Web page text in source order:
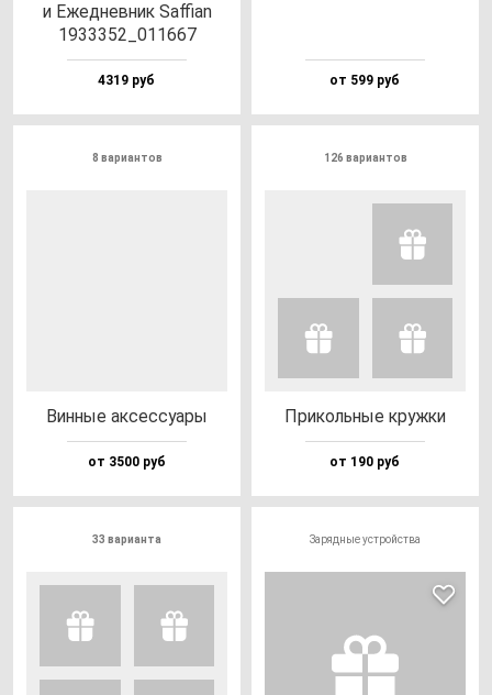
и Ежедневник Saffian
1933352_011667
4319 руб от 599 руб
8 вариантов
Вин­ные ак­сес­су­ары
от 3500 руб
126 вариантов
При­коль­ные круж­ки
от 190 руб
33 варианта Зарядные устройства